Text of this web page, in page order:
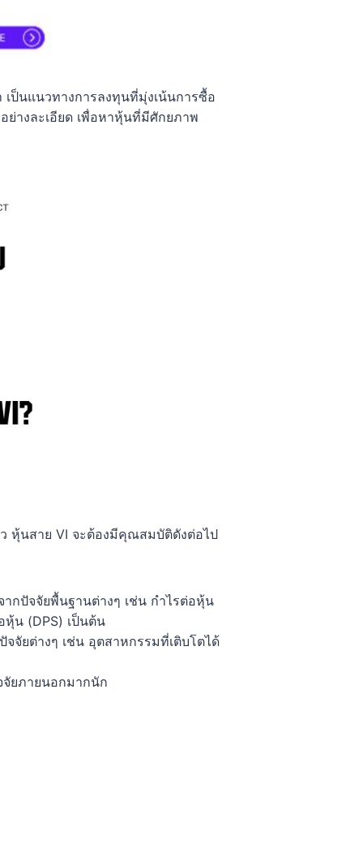
ป็นแนวทางการลงทุนที่มุ่งเน้นการซื้อ
างละเอียด เพื่อหาหุ้นที่มีศักยภาพ
หุ้นสาย VI จะต้องมีคุณสมบัติดังต่อไป
กปัจจัยพื้นฐานต่างๆ เช่น กำไรต่อหุ้น
หุ้น (DPS) เป็นต้น
จัยต่างๆ เช่น อุตสาหกรรมที่เติบโตได้
ยภายนอกมากนัก